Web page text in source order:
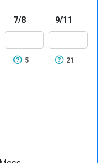
7/8
5
9/11
21